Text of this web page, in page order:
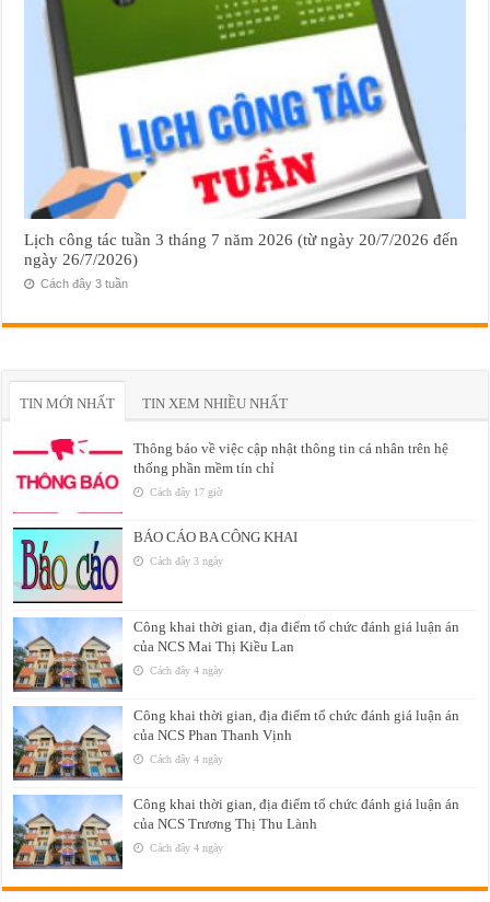
Lịch công tác tuần 3 tháng 7 năm 2026 (từ ngày 20/7/2026 đến
ngày 26/7/2026)
Cách đây 3 tuần
TIN MỚI NHẤT TIN XEM NHIỀU NHẤT
Thông báo về việc cập nhật thông tin cá nhân trên hệ
thống phần mềm tín chỉ
Cách đây 17 giờ
BÁO CÁO BA CÔNG KHAI
Cách đây 3 ngày
Công khai thời gian, địa điểm tổ chức đánh giá luận án
của NCS Mai Thị Kiều Lan
Cách đây 4 ngày
Công khai thời gian, địa điểm tổ chức đánh giá luận án
của NCS Phan Thanh Vịnh
Cách đây 4 ngày
Công khai thời gian, địa điểm tổ chức đánh giá luận án
của NCS Trương Thị Thu Lành
Cách đây 4 ngày